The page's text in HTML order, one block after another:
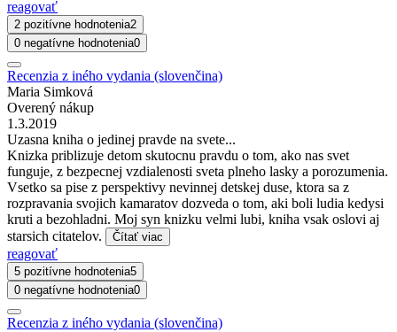
reagovať
2 pozitívne hodnotenia2
0 negatívne hodnotenia0
Recenzia z iného vydania (slovenčina)
Maria Simková
Overený nákup
1.3.2019
Uzasna kniha o jedinej pravde na svete...
Knizka priblizuje detom skutocnu pravdu o tom, ako nas svet
funguje, z bezpecnej vzdialenosti sveta plneho lasky a porozumenia.
Vsetko sa pise z perspektivy nevinnej detskej duse, ktora sa z
rozpravania svojich kamaratov dozveda o tom, aki boli ludia kedysi
kruti a bezohladni. Moj syn knizku velmi lubi, kniha vsak oslovi aj
starsich citatelov.
Čítať viac
reagovať
5 pozitívne hodnotenia5
0 negatívne hodnotenia0
Recenzia z iného vydania (slovenčina)